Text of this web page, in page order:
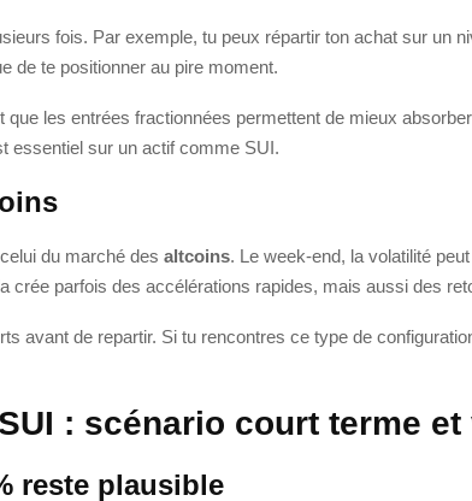
fois. Par exemple, tu peux répartir ton achat sur un
de te positionner au pire moment.
les entrées fractionnées permettent de mieux
essentiel sur un actif comme SUI.
du marché des altcoins. Le week-end, la volatilité
crée parfois des accélérations rapides, mais aussi des
avant de repartir. Si tu rencontres ce type de
: scénario court terme
reste plausible